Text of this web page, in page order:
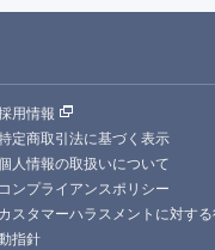
用情報
定商取引法に基づく表示
人情報の取扱いについて
コンプライアンスポリシー
カスタマーハラスメントに対す
指針